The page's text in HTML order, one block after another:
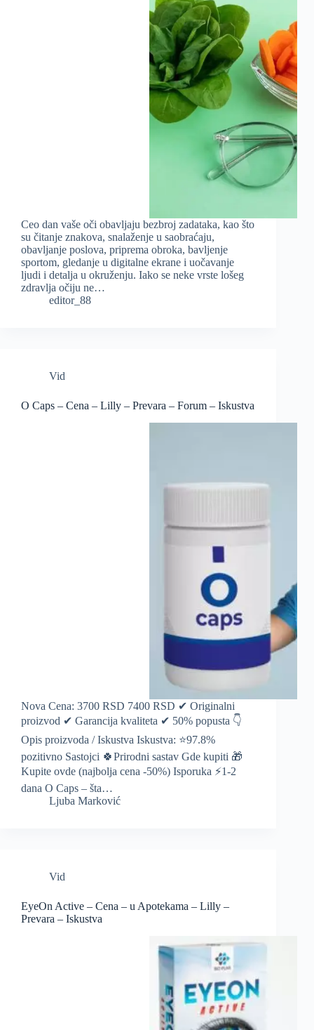
Ceo dan vaše oči obavljaju bezbroj zadataka, kao što
su čitanje znakova, snalaženje u saobraćaju,
obavljanje poslova, priprema obroka, bavljenje
sportom, gledanje u digitalne ekrane i uočavanje
ljudi i detalja u okruženju. Iako se neke vrste lošeg
zdravlja očiju ne…
editor_88
Vid
O Caps – Cena – Lilly – Prevara – Forum – Iskustva
Nova Cena: 3700 RSD 7400 RSD ✔ Originalni
proizvod ✔ Garancija kvaliteta ✔ 50% popusta 👇
Opis proizvoda / Iskustva Iskustva: ⭐️97.8%
pozitivno Sastojci 🍀Prirodni sastav Gde kupiti 🎁
Kupite ovde (najbolja cena -50%) Isporuka ⚡️1-2
dana O Caps – šta…
Ljuba Marković
Vid
EyeOn Active – Cena – u Apotekama – Lilly –
Prevara – Iskustva